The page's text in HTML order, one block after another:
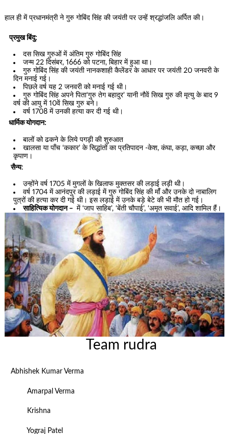
हाल ही में प्रधानमंत्री ने गुरु गोबिंद सिंह की जयंती पर उन्हें श्रद्धांजलि अर्पित की।
प्रमुख बिंदु:
दस सिख गुरुओं में अंतिम गुरु गोबिंद सिंह
जन्म 22 दिसंबर, 1666 को पटना, बिहार में हुआ था।
गुरु गोबिंद सिंह की जयंती नानकशाही कैलेंडर के आधार पर जयंती 20 जनवरी के
दिन मनाई गई।
पिछले वर्ष यह 2 जनवरी को मनाई गई थी।
गुरु गोबिंद सिंह अपने पिता‘गुरु तेग बहादुर’ यानी नौवें सिख गुरु की मृत्यु के बाद 9
वर्ष की आयु में 10वें सिख गुरु बने।
वर्ष 1708 में उनकी हत्या कर दी गई थी।
धार्मिक योगदान:
बालों को ढकने के लिये पगड़ी की शुरुआत
खालसा या पाँच ‘ककार’ के सिद्धांतों का प्रतिपादन -केश, कंघा, कड़ा, कच्छा और
कृपाण।
सैन्य:
उन्होंने वर्ष 1705 में मुगलों के खिलाफ मुक्तसर की लड़ाई लड़ी थी।
वर्ष 1704 में आनंदपुर की लड़ाई में गुरु गोबिंद सिंह की मांँ और उनके दो नाबालिग
पुत्रों की हत्या कर दी गई थी। इस लड़ाई में उनके बड़े बेटे की भी मौत हो गई।
साहित्यिक योगदान – में ‘जाप साहिब’, ‘बेंती चौपाई’, ‘अमृत सवाई’, आदि शामिल हैं।
Team rudra
Abhishek Kumar Verma
Amarpal Verma
Krishna
Yograj Patel